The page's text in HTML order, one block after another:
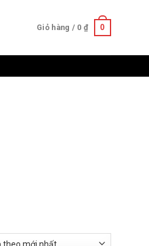
Giỏ hàng / 0 ₫ 0